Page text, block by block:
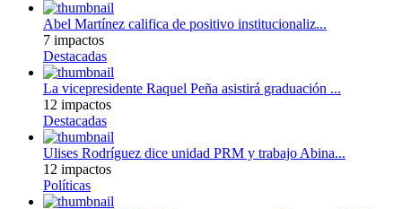
Abel Martínez califica de positivo institucionaliz...
7 impactos
Destacadas
La vicepresidente Raquel Peña asistirá graduación ...
12 impactos
Destacadas
Ulises Rodríguez dice unidad PRM y trabajo Abina...
12 impactos
Políticas